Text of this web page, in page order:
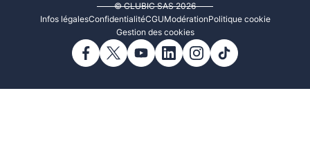
© CLUBIC SAS 2026
Infos légalesConfidentialitéCGUModérationPolitique cookie
Gestion des cookies